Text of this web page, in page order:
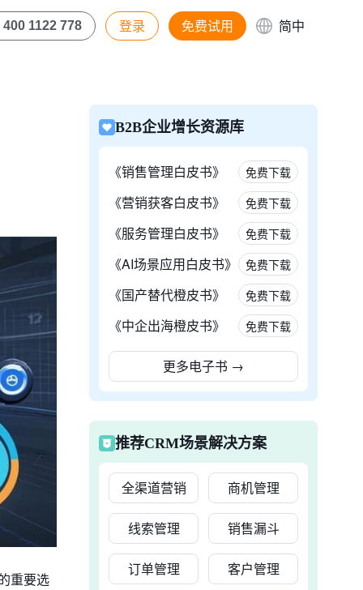
400 1122 778 登录 免费试用 简中
重要选
B2B企业增长资源库
《销售管理白皮书》 免费下载
《营销获客白皮书》 免费下载
《服务管理白皮书》 免费下载
《AI场景应用白皮书》 免费下载
《国产替代橙皮书》 免费下载
《中企出海橙皮书》 免费下载
更多电子书 →
推荐CRM场景解决方案
全渠道营销 商机管理
线索管理 销售漏斗
订单管理 客户管理